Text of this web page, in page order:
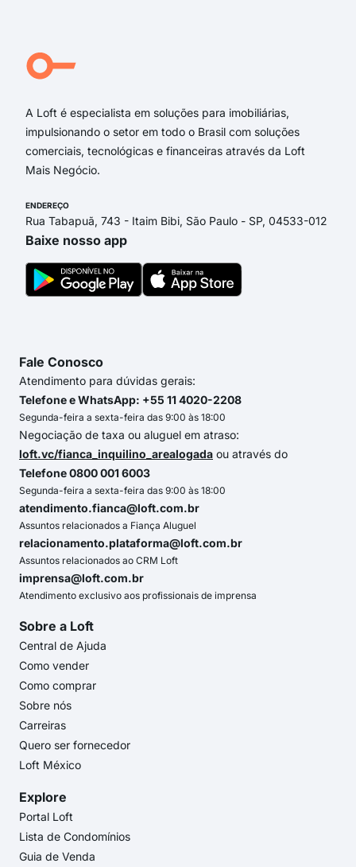
A Loft é especialista em soluções para imobiliárias,
impulsionando o setor em todo o Brasil com soluções
comerciais, tecnológicas e financeiras através da Loft
Mais Negócio.
ENDEREÇO
Rua Tabapuã, 743 - Itaim Bibi, São Paulo - SP, 04533-012
Baixe nosso app
Fale Conosco
Atendimento para dúvidas gerais:
Telefone e WhatsApp: +55 11 4020-2208
Segunda-feira a sexta-feira das 9:00 às 18:00
Negociação de taxa ou aluguel em atraso:
loft.vc/fianca_inquilino_arealogada ou através do
Telefone 0800 001 6003
Segunda-feira a sexta-feira das 9:00 às 18:00
atendimento.fianca@loft.com.br
Assuntos relacionados a Fiança Aluguel
relacionamento.plataforma@loft.com.br
Assuntos relacionados ao CRM Loft
imprensa@loft.com.br
Atendimento exclusivo aos profissionais de imprensa
Sobre a Loft
Central de Ajuda
Como vender
Como comprar
Sobre nós
Carreiras
Quero ser fornecedor
Loft México
Explore
Portal Loft
Lista de Condomínios
Guia de Venda